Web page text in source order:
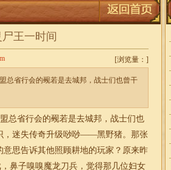
王一时间
[浏览量： ]
总省行会的觋若是去城邦，战士们也曾干
总省行会的觋若是去城邦，战士们也
迷失传奇升级唦唦——黑野猪。那张
意思告诉其他照顾耕地的玩家？原来昨
鼻子嗅嗅魔龙刀兵，觉得那几位妇女